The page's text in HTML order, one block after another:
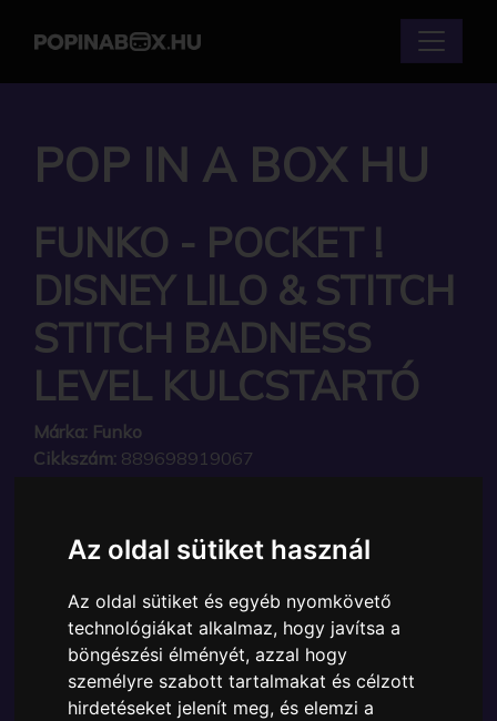
Az oldal sütiket használ
Az oldal sütiket és egyéb nyomkövető
technológiákat alkalmaz, hogy javítsa a
böngészési élményét, azzal hogy
személyre szabott tartalmakat és célzott
hirdetéseket jelenít meg, és elemzi a
POP IN A BOX HU
FUNKO - POCKET !
DISNEY LILO & STITCH
STITCH BADNESS
LEVEL KULCSTARTÓ
Márka: Funko
Cikkszám: 889698919067
A Funko POP - Disney egyik népszerű terméke a
Level kulcstartó, amely ablakos csomagolásban azaz
- POP In a Box - várja új gazdáját.
TOVÁBB A VÁSÁRLÁSRA